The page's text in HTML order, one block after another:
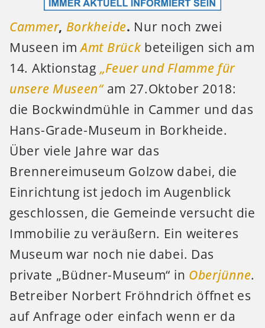
Cammer, Borkheide. Nur noch zwei
Museen imAmt Brück beteiligen sich am
14. Aktionstag „Feuer und Flamme für
unsere Museen“am 27.Oktober 2018:
die Bockwindmühle in Cammer und das
Hans-Grade-Museum in Borkheide.
Über viele Jahre war das
Brennereimuseum Golzow dabei, die
Einrichtung ist jedoch im Augenblick
geschlossen, die Gemeinde versucht die
Immobilie zu veräußern. Ein weiteres
Museum war noch nie dabei. Das
private „Büdner-Museum“ in Oberjünne.
Betreiber Norbert Fröhndrich öffnet es
auf Anfrage oder einfach wenn er da